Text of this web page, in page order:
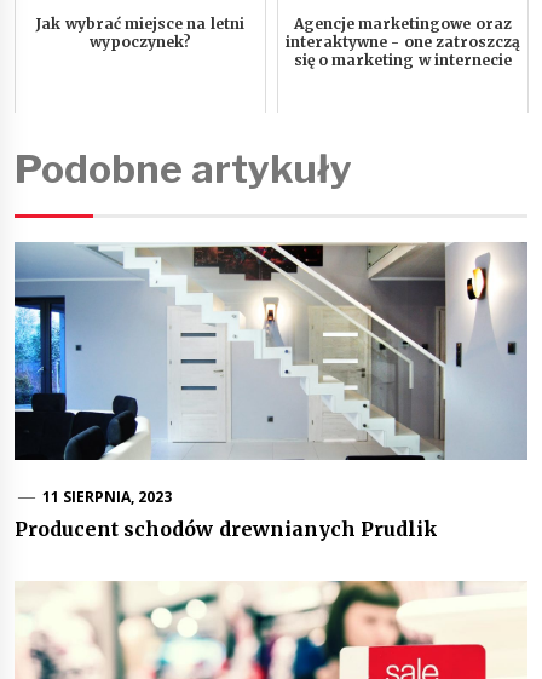
Jak wybrać miejsce na letni
wypoczynek?
Agencje marketingowe oraz
interaktywne - one zatroszczą
się o marketing w internecie
Podobne artykuły
11 SIERPNIA, 2023
Producent schodów drewnianych Prudlik